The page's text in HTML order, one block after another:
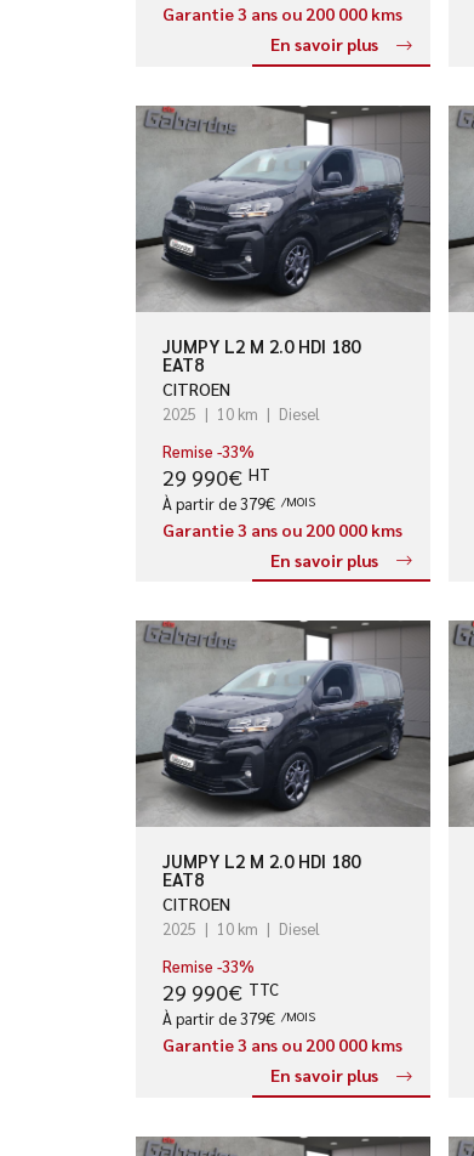
Garantie 3 ans ou 200 000 kms
En savoir plus
JUMPY L2 M 2.0 HDI 180
EAT8
CITROEN
2025 10 km
Diesel
Remise -33%
29 990€ HT
À partir de 379€ /MOIS
Garantie 3 ans ou 200 000 kms
En savoir plus
JUMPY L2 M 2.0 HDI 180
EAT8
CITROEN
2025 10 km
Diesel
Remise -33%
29 990€ TTC
À partir de 379€ /MOIS
Garantie 3 ans ou 200 000 kms
En savoir plus